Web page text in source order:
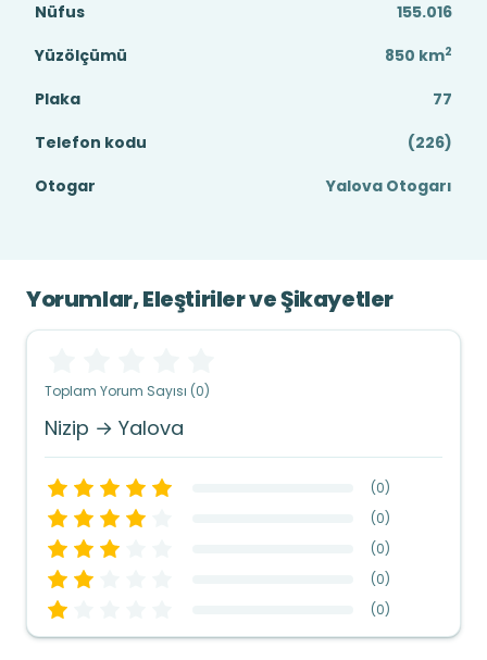
Nüfus
155.016
Yüzölçümü
850 km2
Plaka
77
Telefon kodu
(226)
Otogar
Yalova Otogarı
Yorumlar, Eleştiriler ve Şikayetler
Toplam Yorum Sayısı (0)
Nizip → Yalova
(0)
(0)
(0)
(0)
(0)